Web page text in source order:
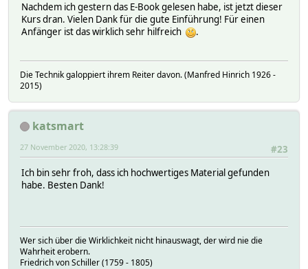
Nachdem ich gestern das E-Book gelesen habe, ist jetzt dieser
Kurs dran. Vielen Dank für die gute Einführung! Für einen
Anfänger ist das wirklich sehr hilfreich
.
Die Technik galoppiert ihrem Reiter davon. (Manfred Hinrich 1926 -
2015)
katsmart
#23
27 November 2020, 13:28:39
Ich bin sehr froh, dass ich hochwertiges Material gefunden
habe. Besten Dank!
Wer sich über die Wirklichkeit nicht hinauswagt, der wird nie die
Wahrheit erobern.
Friedrich von Schiller (1759 - 1805)